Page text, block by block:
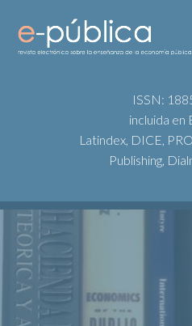
ISSN:
incluida en
Latindex, DICE,
Publishing,